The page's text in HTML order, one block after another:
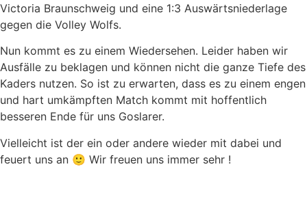
Victoria Braunschweig und eine 1:3 Auswärtsniederlage
gegen die Volley Wolfs.
Nun kommt es zu einem Wiedersehen. Leider haben wir
Ausfälle zu beklagen und können nicht die ganze Tiefe des
Kaders nutzen. So ist zu erwarten, dass es zu einem engen
und hart umkämpften Match kommt mit hoffentlich
besseren Ende für uns Goslarer.
Vielleicht ist der ein oder andere wieder mit dabei und
feuert uns an 🙂 Wir freuen uns immer sehr !